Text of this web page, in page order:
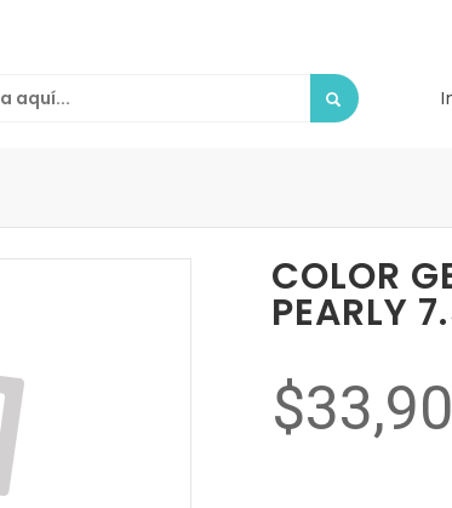
COLOR
PEARLY